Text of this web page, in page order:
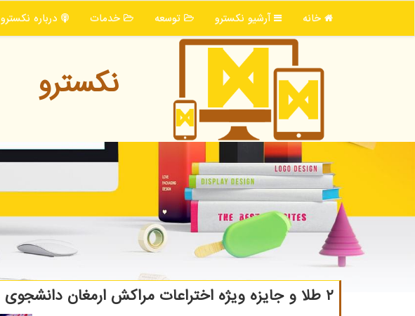
خانه آرشیو نكسترو توسعه خدمات درباره نكسترو
نكسترو
۲ طلا و جایزه ویژه اختراعات مراکش ارمغان دانشجوی دانشگاه شاهرود از آوردگاه جهانی